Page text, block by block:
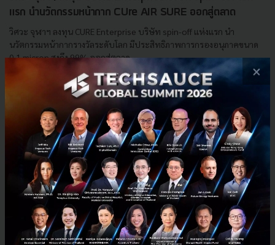
แรก นำนวัตกรรมหน้ากาก CUre AIR SURE ออกสู่ตลาด
วิศวะ จุฬาฯ ลงทุน CURE Enterprise บริษัท spin-off แห่งแรก นำ
นวัตกรรมหน้ากากรางวัลระดับโลก มีประสิทธิภาพการกรองอนุภาคขนาด
0.1 micron สูงถึง 99% ออกสู่ตลาด...
กุมภาพันธ์ 25, 2022| ByTechsauce Team
CURE Enterprise Club Chula Spin-Off หน้ากาก CUre AIR SURE
chulalongkorn-university
E-mail :contact@techsauce.co
×